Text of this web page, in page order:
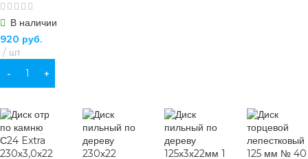
В наличии
920 руб.
шт
В КОРЗИНУ